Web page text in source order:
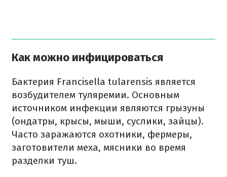
Как можно инфицироваться
Бактерия Francisella tularensis является
возбудителем туляремии. Основным
источником инфекции являются грызуны
(ондатры, крысы, мыши, суслики, зайцы).
Часто заражаются охотники, фермеры,
заготовители меха, мясники во время
разделки туш.